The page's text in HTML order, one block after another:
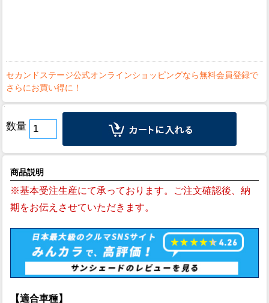
数量
商品説明
※基本受注生産にて承っております。ご注文確認後、納
期をお伝えさせていただきます。
【適合車種】